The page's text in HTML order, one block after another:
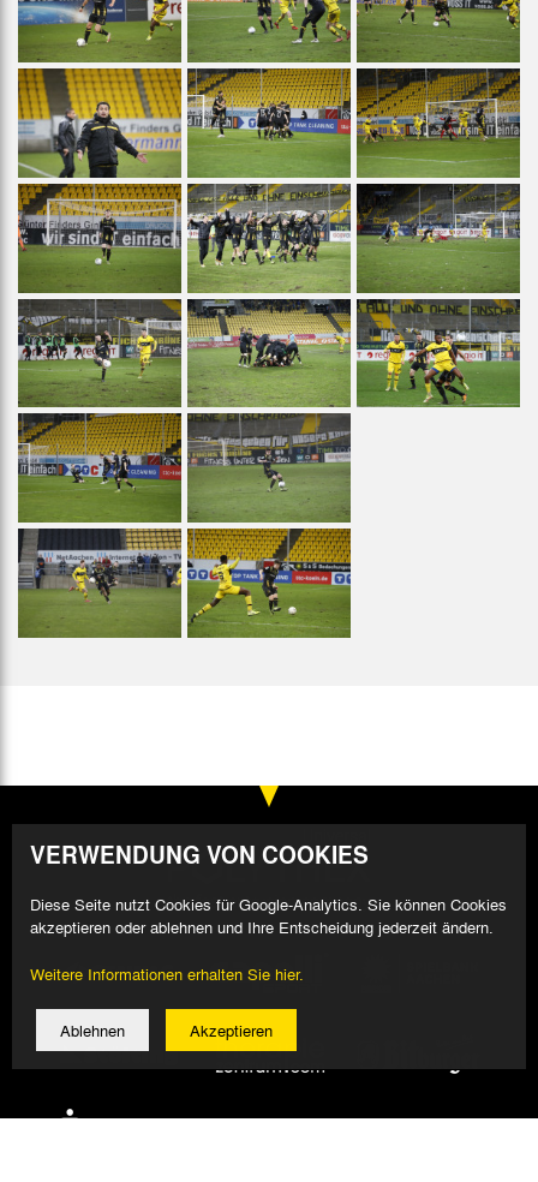
VERWENDUNG VON COOKIES
Diese Seite nutzt Cookies für Google-Analytics. Sie können Cookies
akzeptieren oder ablehnen und Ihre Entscheidung jederzeit ändern.
Weitere Informationen erhalten Sie hier.
Ablehnen Akzeptieren